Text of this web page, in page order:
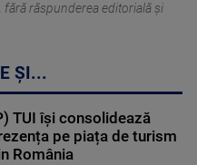
răspunderea editorială şi
ȘI...
TUI își consolidează
pe piața de turism
România